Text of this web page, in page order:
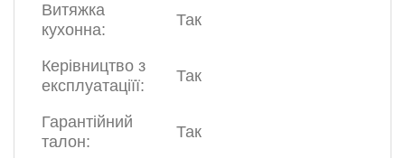
Витяжка
кухонна:
Так
Керівництво з
експлуатаціїї:
Так
Гарантійний
талон:
Так